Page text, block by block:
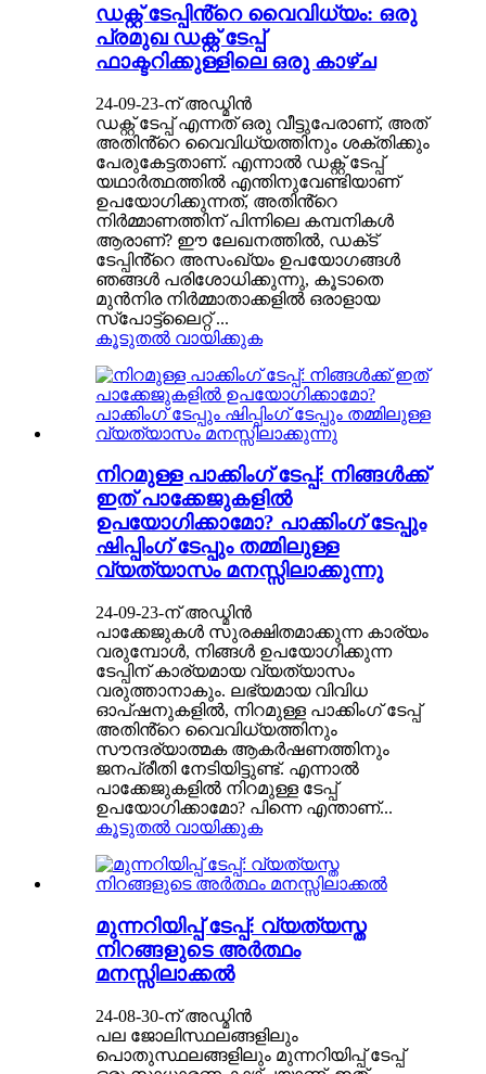
ഡക്റ്റ് ടേപ്പിൻ്റെ വൈവിധ്യം: ഒരു
പ്രമുഖ ഡക്റ്റ് ടേപ്പ്
ഫാക്ടറിക്കുള്ളിലെ ഒരു കാഴ്ച
24-09-23-ന് അഡ്മിൻ
ഡക്റ്റ് ടേപ്പ് എന്നത് ഒരു വീട്ടുപേരാണ്, അത്
അതിൻ്റെ വൈവിധ്യത്തിനും ശക്തിക്കും
പേരുകേട്ടതാണ്. എന്നാൽ ഡക്റ്റ് ടേപ്പ്
യഥാർത്ഥത്തിൽ എന്തിനുവേണ്ടിയാണ്
ഉപയോഗിക്കുന്നത്, അതിൻ്റെ
നിർമ്മാണത്തിന് പിന്നിലെ കമ്പനികൾ
ആരാണ്? ഈ ലേഖനത്തിൽ, ഡക്‌ട്
ടേപ്പിൻ്റെ അസംഖ്യം ഉപയോഗങ്ങൾ
ഞങ്ങൾ പരിശോധിക്കുന്നു, കൂടാതെ
മുൻനിര നിർമ്മാതാക്കളിൽ ഒരാളായ
സ്പോട്ട്ലൈറ്റ് ...
കൂടുതൽ വായിക്കുക
നിറമുള്ള പാക്കിംഗ് ടേപ്പ്: നിങ്ങൾക്ക്
ഇത് പാക്കേജുകളിൽ
ഉപയോഗിക്കാമോ? പാക്കിംഗ് ടേപ്പും
ഷിപ്പിംഗ് ടേപ്പും തമ്മിലുള്ള
വ്യത്യാസം മനസ്സിലാക്കുന്നു
24-09-23-ന് അഡ്മിൻ
പാക്കേജുകൾ സുരക്ഷിതമാക്കുന്ന കാര്യം
വരുമ്പോൾ, നിങ്ങൾ ഉപയോഗിക്കുന്ന
ടേപ്പിന് കാര്യമായ വ്യത്യാസം
വരുത്താനാകും. ലഭ്യമായ വിവിധ
ഓപ്ഷനുകളിൽ, നിറമുള്ള പാക്കിംഗ് ടേപ്പ്
അതിൻ്റെ വൈവിധ്യത്തിനും
സൗന്ദര്യാത്മക ആകർഷണത്തിനും
ജനപ്രീതി നേടിയിട്ടുണ്ട്. എന്നാൽ
പാക്കേജുകളിൽ നിറമുള്ള ടേപ്പ്
ഉപയോഗിക്കാമോ? പിന്നെ എന്താണ്...
കൂടുതൽ വായിക്കുക
മുന്നറിയിപ്പ് ടേപ്പ്: വ്യത്യസ്ത
നിറങ്ങളുടെ അർത്ഥം
മനസ്സിലാക്കൽ
24-08-30-ന് അഡ്മിൻ
പല ജോലിസ്ഥലങ്ങളിലും
പൊതുസ്ഥലങ്ങളിലും മുന്നറിയിപ്പ് ടേപ്പ്